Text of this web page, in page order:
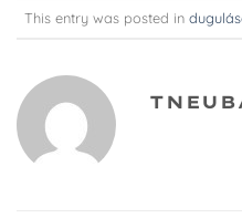
This entry was posted in